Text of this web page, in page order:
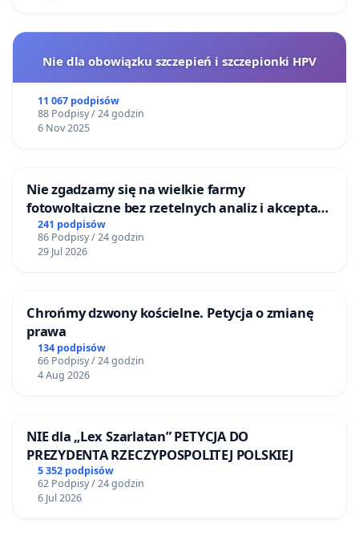
Nie dla obowiązku szczepień i szczepionki HPV
11 067 podpisów
88 Podpisy / 24 godzin
6 Nov 2025
Nie zgadzamy się na wielkie farmy
fotowoltaiczne bez rzetelnych analiz i akceptacji
mieszkańców
241 podpisów
86 Podpisy / 24 godzin
29 Jul 2026
Chrońmy dzwony kościelne. Petycja o zmianę
prawa
134 podpisów
66 Podpisy / 24 godzin
4 Aug 2026
NIE dla „Lex Szarlatan” PETYCJA DO
PREZYDENTA RZECZYPOSPOLITEJ POLSKIEJ
5 352 podpisów
62 Podpisy / 24 godzin
6 Jul 2026